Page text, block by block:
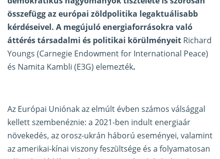
összefügg az európai zöldpolitika legaktuálisabb
kérdéseivel. A megújuló energiaforrásokra való
áttérés társadalmi és politikai körülményeit Richard
Youngs (Carnegie Endowment for International Peace)
és Namita Kambli (E3G) elemezték.
Az Európai Uniónak az elmúlt évben számos válsággal
kellett szembenéznie: a 2021-ben indult energiaár
növekedés, az orosz-ukrán háború eseményei, valamint
az amerikai-kínai viszony feszültsége és a folyamatosan